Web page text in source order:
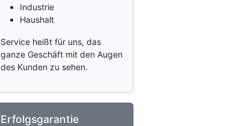
Industrie
Haushalt
Service heißt für uns, das
ganze Geschäft mit den Augen
des Kunden zu sehen.
Erfolgsgarantie